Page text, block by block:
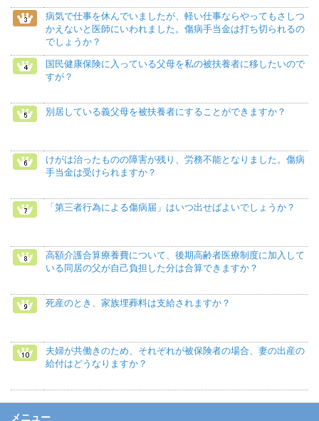
病気で仕事を休んでいましたが、軽い仕事ならやってもさしつ
かえないと医師にいわれました。傷病手当金は打ち切られるの
でしょうか？
国民健康保険に入っている父母を私の被扶養者に移したいので
すが？
別居している義父母を被扶養者にすることができますか？
けがは治ったものの障害が残り、労務不能となりました。傷病
手当金は受けられますか？
「第三者行為による傷病届」はいつ出せばよいでしょうか？
高額介護合算療養費について、後期高齢者医療制度に加入して
いる同居の父が自己負担した分は合算できますか？
死産のとき、家族埋葬料は支給されますか？
夫婦が共働きのため、それぞれが被保険者の場合、妻の出産の
給付はどうなりますか？
メニュー